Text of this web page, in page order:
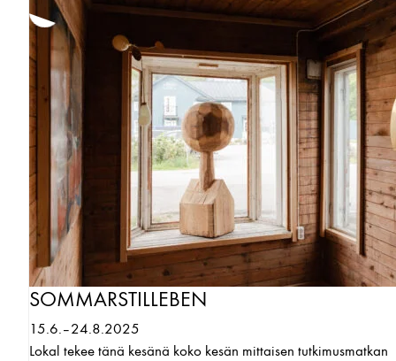
SOMMARSTILLEBEN
15.6.–24.8.2025
Lokal tekee tänä kesänä koko kesän mittaisen tutkimusmatkan